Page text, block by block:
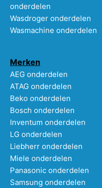
onderdelen
Wasdroger onderdelen
Wasmachine onderdelen
Merken
AEG onderdelen
ATAG onderdelen
Beko onderdelen
Bosch onderdelen
Inventum onderdelen
LG onderdelen
Liebherr onderdelen
Miele onderdelen
Panasonic onderdelen
Samsung onderdelen